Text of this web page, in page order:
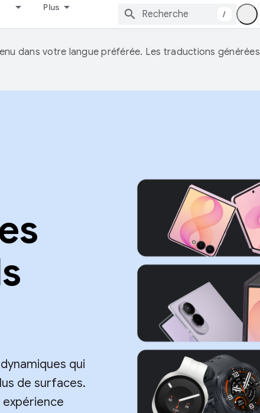
Plus
/
dans votre langue préférée. Les traductions générées
qui
de surfaces.